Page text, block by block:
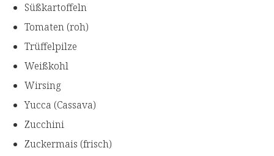
Süßkartoffeln
Tomaten (roh)
Trüffelpilze
Weißkohl
Wirsing
Yucca (Cassava)
Zucchini
Zuckermais (frisch)